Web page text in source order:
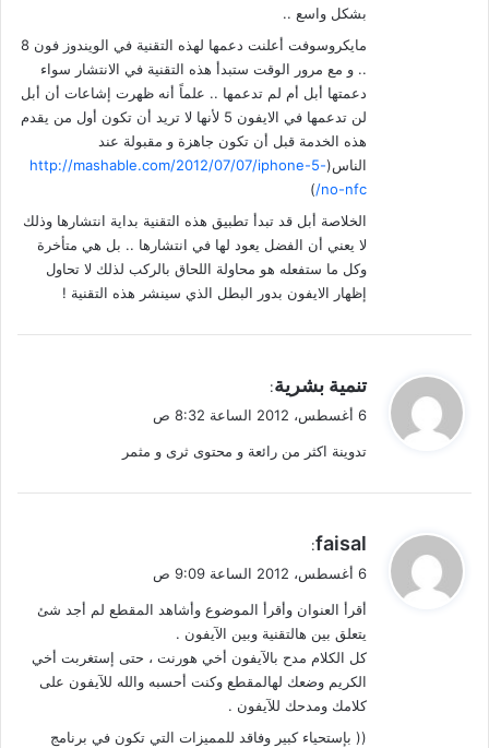
بشكل واسع ..
مايكروسوفت أعلنت دعمها لهذه التقنية في الويندوز فون 8
.. و مع مرور الوقت ستبدأ هذه التقنية في الانتشار سواء
دعمتها أبل أم لم تدعمها .. علماً أنه ظهرت إشاعات أن أبل
لن تدعمها في الايفون 5 لأنها لا تريد أن تكون أول من يقدم
هذه الخدمة قبل أن تكون جاهزة و مقبولة عند
الناس(http://mashable.com/2012/07/07/iphone-5-
no-nfc/
)
الخلاصة أبل قد تبدأ تطبيق هذه التقنية بداية انتشارها وذلك
لا يعني أن الفضل يعود لها في انتشارها .. بل هي متأخرة
وكل ما ستفعله هو محاولة اللحاق بالركب لذلك لا تحاول
إظهار الايفون بدور البطل الذي سينشر هذه التقنية !
ي
ل
تنمية بشرية:
6 أغسطس، 2012 الساعة 8:32 ص
تدوينة اكثر من رائعة و محتوى ثرى و مثمر
ي
ل
faisal
:
6 أغسطس، 2012 الساعة 9:09 ص
أقرأ العنوان وأقرأ الموضوع وأشاهد المقطع لم أجد شئ
يتعلق بين هالتقنية وبين الآيفون .
كل الكلام مدح بالآيفون أخي هورنت ، حتى إستغربت أخي
الكريم وضعك لهالمقطع وكنت أحسبه والله للآيفون على
كلامك ومدحك للآيفون .
(( بإستحياء كبير وفاقد للمميزات التي تكون في برنامج